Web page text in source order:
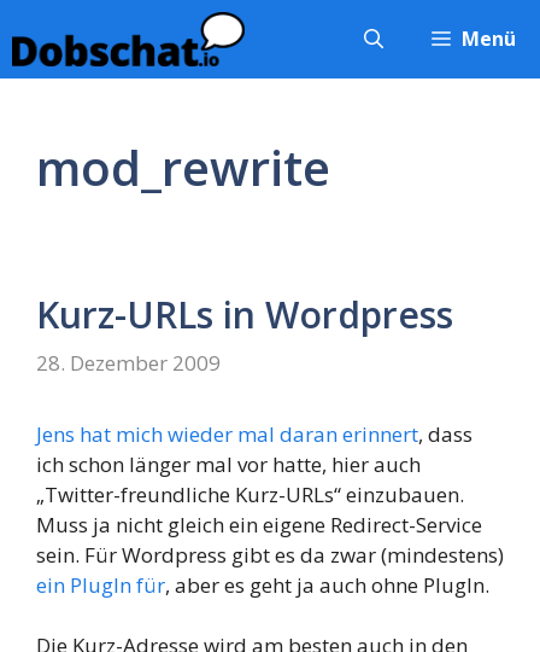
Inhalt
springen
Menü
mod_rewrite
Kurz-URLs in Wordpress
28. Dezember 2009
Jens hat mich wieder mal daran erinnert, dass
ich schon länger mal vor hatte, hier auch
„Twitter-freundliche Kurz-URLs“ einzubauen.
Muss ja nicht gleich ein eigene Redirect-Service
sein. Für Wordpress gibt es da zwar (mindestens)
ein PlugIn für, aber es geht ja auch ohne PlugIn.
Die Kurz-Adresse wird am besten auch in den